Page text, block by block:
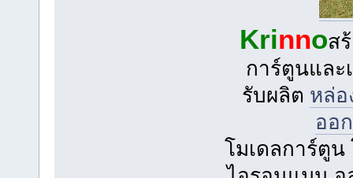
Krinnoส
การ์ตูนและ
รับผลิต หล่อ
ออ
โมเดลการ์ตูน